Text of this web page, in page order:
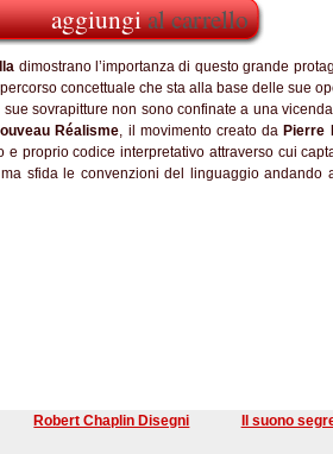
aggiungial carrello
dimostrano l’importanza di questo grande
concettuale che sta alla base delle sue
sovrapitture non sono confinate a una
Réalisme, il movimento creato da Pierre
proprio codice interpretativo attraverso cui
sfida le convenzioni del linguaggio andando
Robert Chaplin Disegni Il suono